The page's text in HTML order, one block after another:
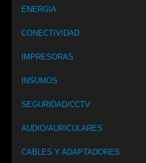
ENERGIA
CONECTIVIDAD
IMPRESORAS
INSUMOS
SEGURIDAD/CCTV
AUDIO/AURICULARES
CABLES Y ADAPTADORES